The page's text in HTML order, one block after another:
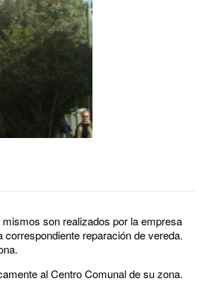
son realizados por la empresa
reparación de vereda.
al Centro Comunal de su zona.